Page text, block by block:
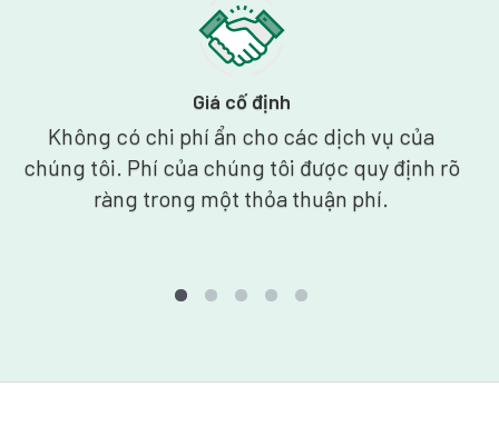
Giá cố định
Không có chi phí ẩn cho các dịch vụ của
chúng tôi. Phí của chúng tôi được quy định rõ
ràng trong một thỏa thuận phí.